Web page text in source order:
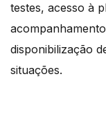
testes, acesso à
disponibilização
situações.